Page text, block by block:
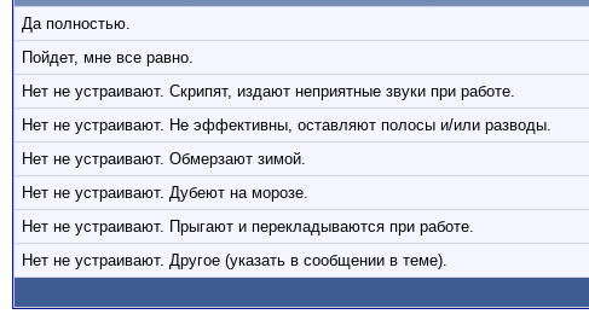
Да полностью.
Пойдет, мне все равно.
Нет не устраивают. Скрипят, издают неприятные звуки при работе.
Нет не устраивают. Не эффективны, оставляют полосы и/или разводы.
Нет не устраивают. Обмерзают зимой.
Нет не устраивают. Дубеют на морозе.
Нет не устраивают. Прыгают и перекладываются при работе.
Нет не устраивают. Другое (указать в сообщении в теме).